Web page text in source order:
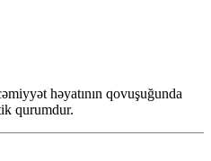
həyatının qovuşuğunda
qurumdur.